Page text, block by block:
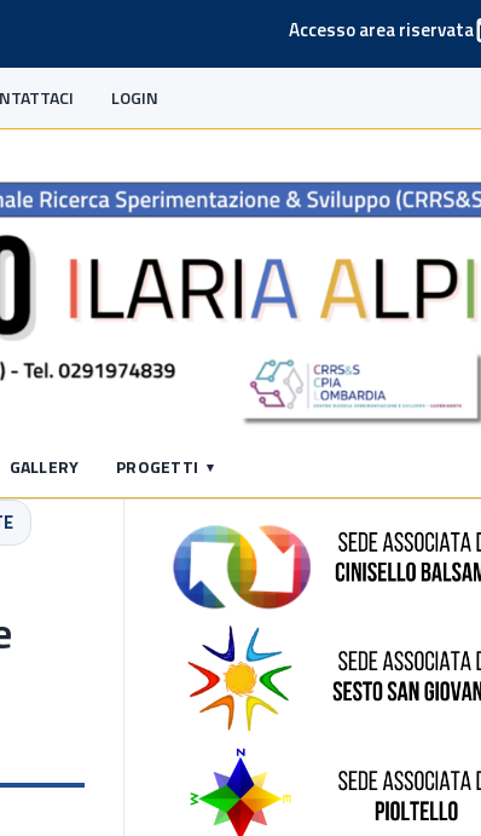
Accesso area riservata
LOGIN
GALLERY PROGETTI
Sede di Cinisello Balsamo
Sede di Sesto San Giovanni
Sede di Pioltello
Sede di Vaprio D'Adda